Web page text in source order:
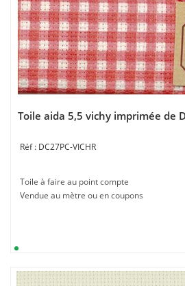
Toile aida 5,5 vichy imprimée de
DC27PC-VICHR
Toile à faire au point compte
Vendue au mètre ou en coupons